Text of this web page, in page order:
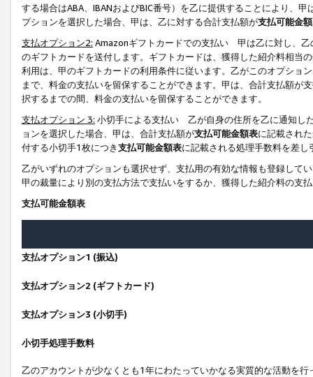
する場合はABA、IBANおよびBIC番号）を乙に提供することにより、
プションを選択した場合、甲は、乙に対する合計支払額が支払可能金
支払オプション2: Amazonギフトカードでの支払い 甲は乙に対し、乙
のギフトカードを送付します。ギフトカードは、獲得した紹介料相当
利用は、甲のギフトカードの利用条件に従います。乙がこのオプショ
まで、料金の支払いを留保することができます。甲は、合計支払額が
択するまでの間、料金の支払いを留保することができます。
支払オプション 3: 小切手による支払い 乙が自身の住所を乙に通知し
ョンを選択した場合、甲は、合計支払額が支払可能金額表に記載され
付する小切手1枚につき支払可能金額表に記載される処理手数料を差し
乙がいずれのオプションも選択せず、支払用の有効な情報も登録して
甲の裁量により別の支払方法で支払いをするか、獲得した紹介料の支
支払可能金額表
支払オプション1 (振込)
支払オプション2 (ギフトカード)
支払オプション3 (小切手)
小切手処理手数料
乙のアカウントが少なくとも1年にわたっていかなる実質的な活動を